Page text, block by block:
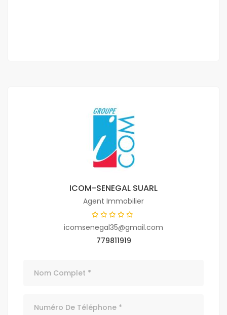
ICOM-SENEGAL SUARL
Agent Immobilier
icomsenegal35@gmail.com
779811919